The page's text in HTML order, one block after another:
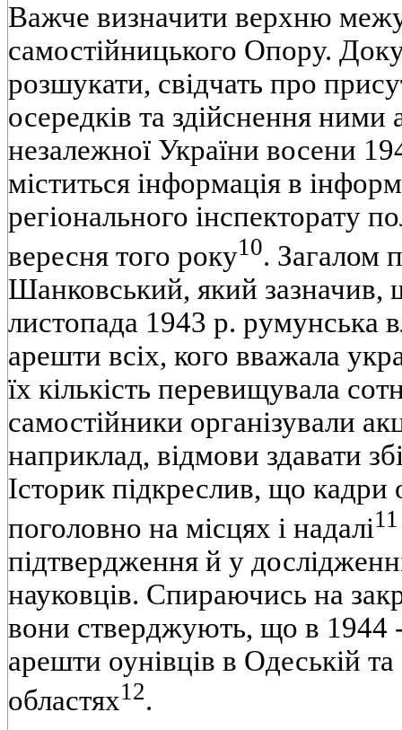
Важче визначити верхню
самостійницького Опору.
розшукати, свідчать про
осередків та здійснення ними
незалежної України восени
міститься інформація в
регіонального інспекторату
вересня того року10. Загалом
Шанковський, який зазначив,
листопада 1943 р. румунська
арешти всіх, кого вважала
їх кількість перевищувала
самостійники організували
наприклад, відмови здавати
Історик підкреслив, що кадри
поголовно на місцях і надалі11
підтвердження й у
науковців. Спираючись на
вони стверджують, що в 1944
арешти оунівців в Одеській
областях12.